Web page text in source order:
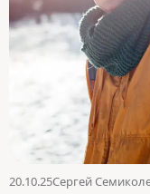
20.10.25Сергей